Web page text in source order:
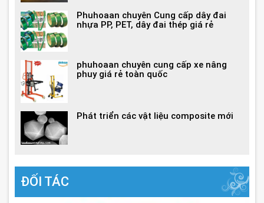
Phuhoaan chuyên Cung cấp dây đai
nhựa PP, PET, dây đai thép giá rẻ
phuhoaan chuyên cung cấp xe nâng
phuy giá rẻ toàn quốc
Phát triển các vật liệu composite mới
ĐỐI TÁC